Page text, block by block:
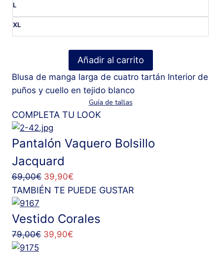
L
XL
Blusa
Cuadros
British
cantidad
Añadir al carrito
Blusa de manga larga de cuatro tartán Interior de
puños y cuello en tejido blanco
Guía de tallas
COMPLETA TU LOOK
Pantalón Vaquero Bolsillo
Jacquard
69,00€ El
precio
era:
69,00€.
39,90€
precio
es:
TAMBIÉN TE PUEDE GUSTAR
Vestido Corales
79,00€ El
39,90€